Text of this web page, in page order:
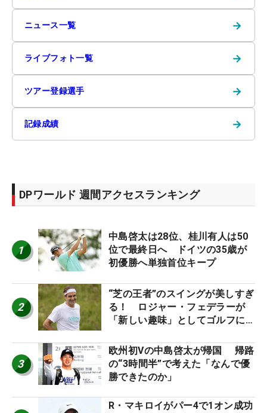
ニュース一覧 →
ライブフォト一覧 →
ツアー登録選手 →
記録成績 →
DPワールド 週間アクセスランキング
1
中島啓太は28位、桂川有人は50
位で最終日へ ドイツの35歳が
初優勝へ単独首位キープ
2
“芝の王者”のスイングが美しすぎ
る！ ロジャー・フェデラーが
「新しい趣味」としてゴルフに挑
3
欧州初Vの中島啓太が帰国 帰路
の“3時間半”で考えた「なんで優
勝できたのか」
R・マキロイがパー4で1オン成功